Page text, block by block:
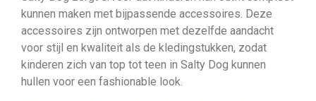
kunnen maken met bijpassende accessoires. Deze
accessoires zijn ontworpen met dezelfde aandacht
voor stijl en kwaliteit als de kledingstukken, zodat
kinderen zich van top tot teen in Salty Dog kunnen
hullen voor een fashionable look.